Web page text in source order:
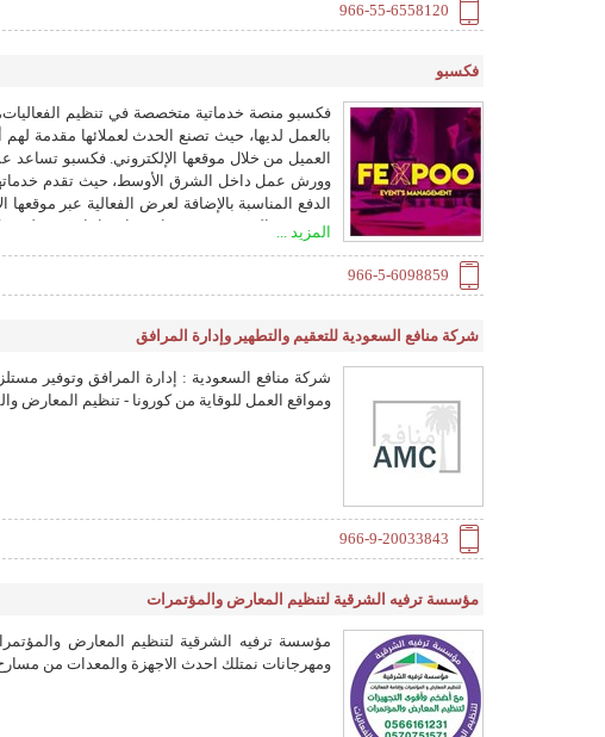
966-55-6558120
فكسبو
فكسبو منصة خدماتية متخصصة في تنظيم الفعاليات،
بالعمل لديها، حيث تصنع الحدث لعملائها مقدمة
العميل من خلال موقعها الإلكتروني. فكسبو
وورش عمل داخل الشرق الأوسط، حيث تقدم خدماتها
الدفع المناسبة بالإضافة لعرض الفعالية عبر
وتبقى مع الحدث مقدمة تقارير وإحصائيات مفصلة حول
المزيد ...
966-5-6098859
شركة منافع السعودية للتعقيم والتطهير وإدارة المرافق
شركة منافع السعودية : إدارة المرافق وتوفير
ومواقع العمل للوقاية من كورونا - تنظيم المعارض
966-9-20033843
مؤسسة ترفيه الشرقية لتنظيم المعارض والمؤتمرات
مؤسسة ترفيه الشرقية لتنظيم المعارض
ومهرجانات نمتلك احدث الاجهزة والمعدات من